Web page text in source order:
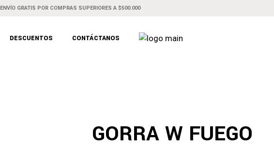
ENVÍO GRATIS POR COMPRAS SUPERIORES A $500.000
DESCUENTOS CONTÁCTANOS
GORRA W FUEGO